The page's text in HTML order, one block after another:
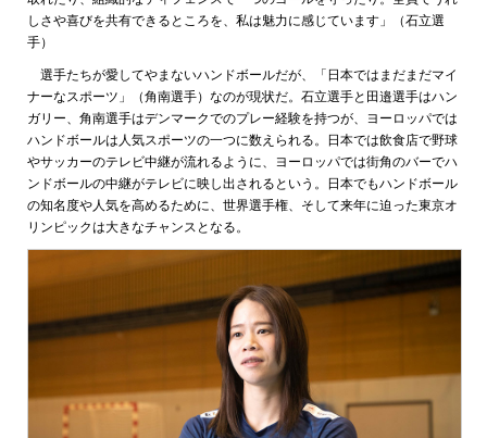
しさや喜びを共有できるところを、私は魅力に感じています」（石立選
手）
選手たちが愛してやまないハンドボールだが、「日本ではまだまだマイ
ナーなスポーツ」（角南選手）なのが現状だ。石立選手と田邉選手はハン
ガリー、角南選手はデンマークでのプレー経験を持つが、ヨーロッパでは
ハンドボールは人気スポーツの一つに数えられる。日本では飲食店で野球
やサッカーのテレビ中継が流れるように、ヨーロッパでは街角のバーでハ
ンドボールの中継がテレビに映し出されるという。日本でもハンドボール
の知名度や人気を高めるために、世界選手権、そして来年に迫った東京オ
リンピックは大きなチャンスとなる。